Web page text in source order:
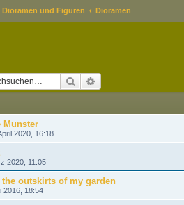
Dioramen und Figuren Dioramen
Suche
Munster
2020, 16:18
2020, 11:05
outskirts of my garden
2016, 18:54